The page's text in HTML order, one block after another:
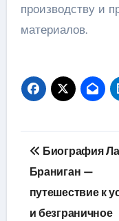
производству и
материалов.
по
записям
Биография
Браниган —
путешествие к
и безграничное